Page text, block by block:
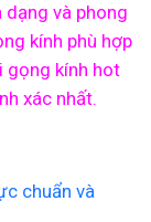
và phong
kính phù hợp
gọng kính hot
xác nhất.
chuẩn và